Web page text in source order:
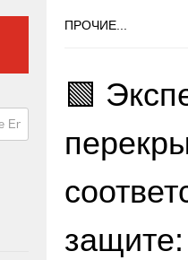
ПРОЧИЕ...
🟩